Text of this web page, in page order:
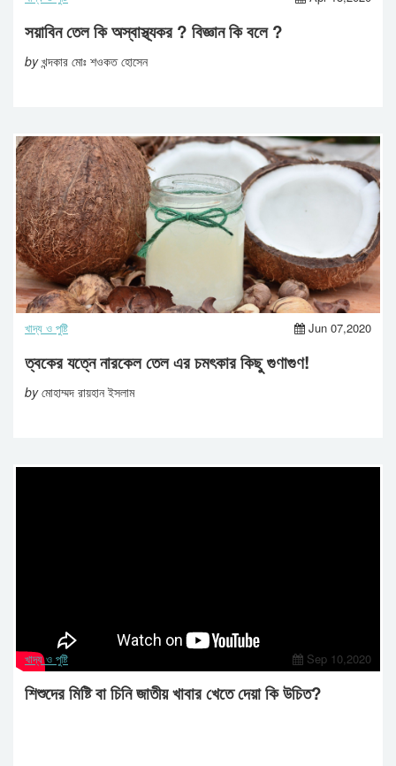
সয়াবিন তেল কি অস্বাস্থ্যকর ? বিজ্ঞান কি বলে ?
byখন্দকার মোঃ শওকত হোসেন
খাদ্য ও পুষ্টি Jun 07,2020
ত্বকের যত্নে নারকেল তেল এর চমৎকার কিছু গুণাগুণ!
byমোহাম্মদ রায়হান ইসলাম
খাদ্য ও পুষ্টি Sep 10,2020
শিশুদের মিষ্টি বা চিনি জাতীয় খাবার খেতে দেয়া কি উচিত?